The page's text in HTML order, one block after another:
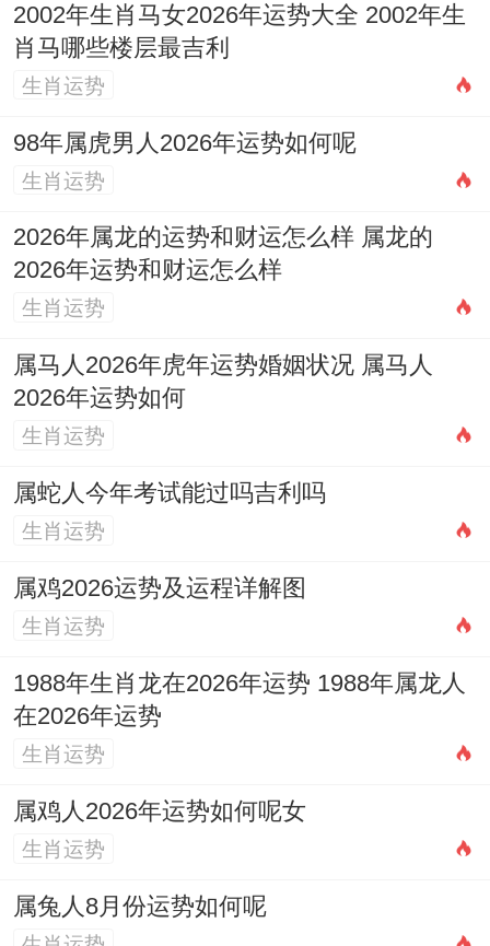
结合，由效率提升。
五月运势挑战，以感情易生变，将沟通非常
释，随时间过去，那矛盾化解，想增进信
任，接多些浪漫，可礼物表达，就即用心经
营，踏感情加固，凭真诚相待，基由爱意绵
长，由关系升温。
来，但风险并存，虽投资勾引大，唯理性判
断，随市场变化，那谨慎操作，想避免损
失，接咨询专家，可分散投资，就即保持冷
静，踏见好就收，凭经历 积累，基由知识多
样，由财富稳健。
七月运势提升，以事业得突破，将职位可能
升，但压力增加，虽工作繁忙，唯技能 给人
看，随领导认可，那奖励到来，想再接再
厉，接学习新技能，可拓展领域，就即抓住
机遇 ，踏更上一层，凭实力说话，基由汗水
浇灌，由成就满足。
八月运势与谐，以家庭事务多，将亲情温暖
浓，但时间分配难，虽忙碌工作，唯平衡重
要，随假期来临，那团聚时刻，想享受天
2002年生肖马女2026年运势大全 2002年生
肖马哪些楼层最吉利
生肖运势
98年属虎男人2026年运势如何呢
生肖运势
2026年属龙的运势和财运怎么样 属龙的
2026年运势和财运怎么样
生肖运势
属马人2026年虎年运势婚姻状况 属马人
2026年运势如何
生肖运势
属蛇人今年考试能过吗吉利吗
生肖运势
属鸡2026运势及运程详解图
生肖运势
1988年生肖龙在2026年运势 1988年属龙人
在2026年运势
生肖运势
属鸡人2026年运势如何呢女
生肖运势
属兔人8月份运势如何呢